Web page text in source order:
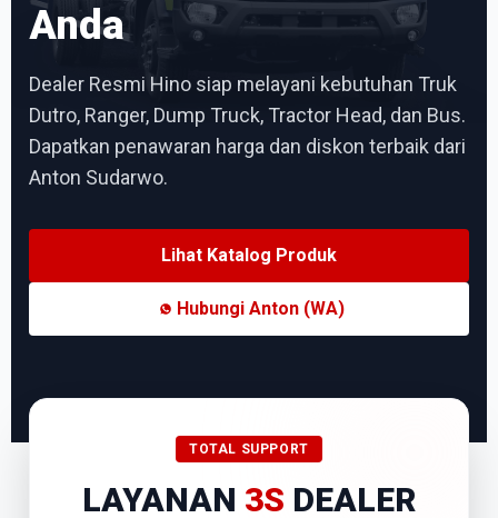
Anda
Dealer Resmi Hino siap melayani kebutuhan Truk
Dutro, Ranger, Dump Truck, Tractor Head, dan Bus.
Dapatkan penawaran harga dan diskon terbaik dari
Anton Sudarwo.
Lihat Katalog Produk
Hubungi Anton (WA)
TOTAL SUPPORT
LAYANAN 3S DEALER